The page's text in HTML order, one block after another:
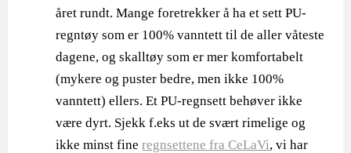
året rundt. Mange foretrekker å ha et sett PU-
regntøy som er 100% vanntett til de aller våteste
dagene, og skalltøy som er mer komfortabelt
(mykere og puster bedre, men ikke 100%
vanntett) ellers. Et PU-regnsett behøver ikke
være dyrt. Sjekk f.eks ut de svært rimelige og
ikke minst fineregnsettene fra CeLaVi, vi har